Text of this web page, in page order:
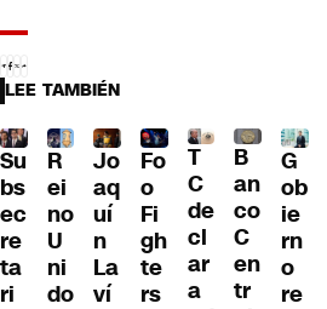
LEE TAMBIÉN
Su
bs
ec
re
ta
ri
R
ei
no
U
ni
do
Jo
aq
uí
n
La
ví
Fo
o
Fi
gh
te
rs
T
C
de
cl
ar
a
B
an
co
C
en
tr
G
ob
ie
rn
o
re